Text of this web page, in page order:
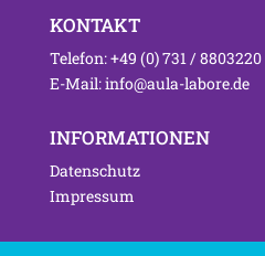
KONTAKT
Telefon: +49 (0) 731 / 8803220
E-Mail: info@aula-labore.de
INFORMATIONEN
Datenschutz
Impressum